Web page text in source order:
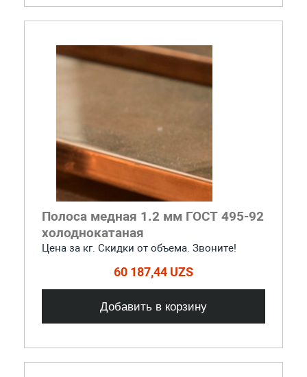
Полоса медная 1.2 мм ГОСТ 495-92
холоднокатаная
Цена за кг. Скидки от объема. Звоните!
60 187,44 UZS
Добавить в корзину